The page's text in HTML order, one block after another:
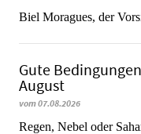
​​​​​​​Biel Moragues, der
Gute
August
vom 07.08.2026
Regen, Nebel oder